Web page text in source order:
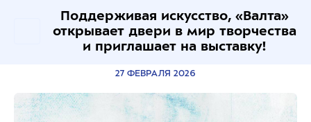
Поддерживая искусство, «Валта»
открывает двери в мир творчества
и приглашает на выставку!
27 ФЕВРАЛЯ 2026